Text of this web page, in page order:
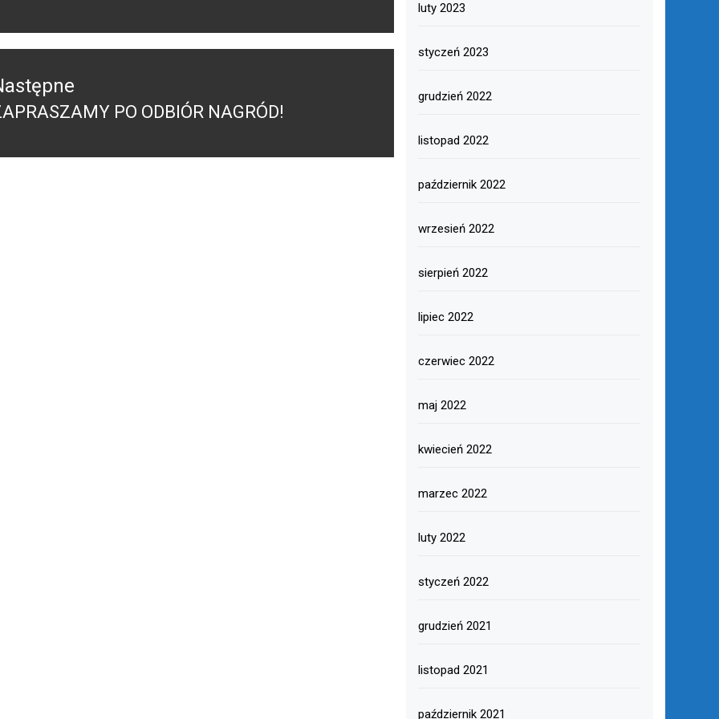
PO ODBIÓR NAGRÓD!
luty 2023
styczeń 2023
grudzień 2022
listopad 2022
październik 2022
wrzesień 2022
sierpień 2022
lipiec 2022
czerwiec 2022
maj 2022
kwiecień 2022
marzec 2022
luty 2022
styczeń 2022
grudzień 2021
listopad 2021
październik 2021